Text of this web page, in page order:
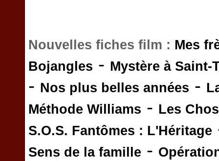
Nouvelles fiches film : Mes
Bojangles - Mystère à Saint-
- Nos plus belles années -
Méthode Williams - Les
S.O.S. Fantômes : L'Héritage
Sens de la famille -